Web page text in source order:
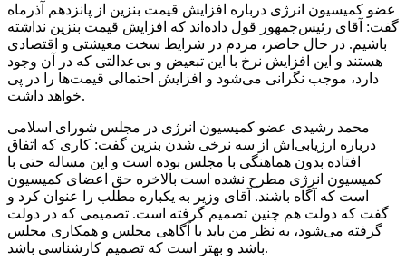
عضو کمیسیون انرژی درباره افزایش قیمت بنزین از پانزدهم آذرماه
گفت: آقای رئیس‌جمهور قول داده‌اند که افزایش قیمت بنزین نداشته
باشیم. در حال حاضر، مردم در شرایط سخت معیشتی و اقتصادی
هستند و این افزایش نرخ با این تبعیض و بی‌عدالتی که در آن وجود
دارد، موجب نگرانی می‌شود و افزایش احتمالی قیمت‌ها را در پی
خواهد داشت.
محمد رشیدی عضو کمیسیون انرژی در مجلس شورای اسلامی
درباره ارزیابی‌اش از سه نرخی شدن بنزین گفت: کاری که اتفاق
افتاده بدون هماهنگی با مجلس بوده است و این مساله حتی با
کمیسیون انرژی مطرح نشده است بالاخره حق اعضای کمیسیون
است که آگاه باشند. آقای وزیر به یکباره مطلب را عنوان کرد و
گفت که دولت هم چنین تصمیم گرفته است. تصمیمی که در دولت
گرفته می‌شود، به نظر من باید با آگاهی مجلس و همکاری مجلس
باشد و بهتر است که تصمیم کارشناسی باشد.